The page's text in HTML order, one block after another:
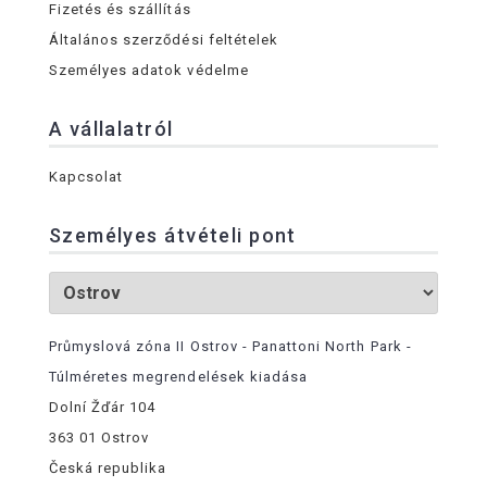
Fizetés és szállítás
Általános szerződési feltételek
Személyes adatok védelme
A vállalatról
Kapcsolat
Személyes átvételi pont
Průmyslová zóna II Ostrov - Panattoni North Park -
Túlméretes megrendelések kiadása
Dolní Žďár 104
363 01 Ostrov
Česká republika